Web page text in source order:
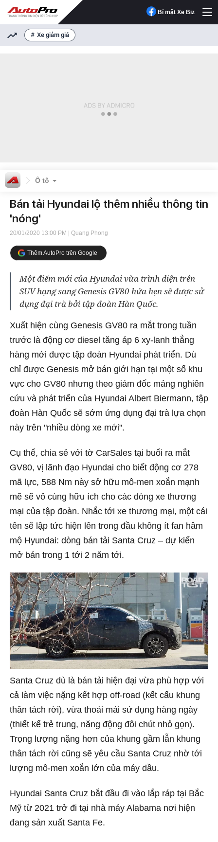
Bí mật Xe Biz
Xe giảm giá
Ô tô
Bán tải Hyundai lộ thêm nhiều thông tin
'nóng'
20/01/2020 13:00 PM | Quang Phong
Thêm AutoPro trên Google
Một điểm mới của Hyundai vừa trình diện trên
SUV hạng sang Genesis GV80 hứa hẹn sẽ được sử
dụng đại trà bởi tập đoàn Hàn Quốc.
Xuất hiện cùng Genesis GV80 ra mắt trong tuần
trước là động cơ diesel tăng áp 6 xy-lanh thẳng
hàng mới được tập đoàn Hyundai phát triển. Dù
chỉ được Genesis mở bán giới hạn tại một số khu
vực cho GV80 nhưng theo giám đốc mảng nghiên
cứu và phát triển của Hyundai Albert Biermann, tập
đoàn Hàn Quốc sẽ sớm ứng dụng đại trà lựa chọn
này trên "nhiều dòng xe mới".
Cụ thể, chia sẻ với tờ CarSales tại buổi ra mắt
GV80, vị lãnh đạo Hyundai cho biết động cơ 278
mã lực, 588 Nm này sở hữu mô-men xoắn mạnh
mẽ sẽ vô cùng hữu ích cho các dòng xe thương
mại của tập đoàn. Nhắc tới xe thương mại, một cái
tên sẽ lập tức hiện lên trong đầu không ít fan hâm
mộ Hyundai: dòng bán tải Santa Cruz – dự kiến
mở bán trong 1 tới 2 năm tới.
Santa Cruz dù là bán tải hiện đại vừa phù hợp với
cả làm việc nặng kết hợp off-road (kết cấu khung
thân tách rời), vừa thoải mái sử dụng hàng ngày
(thiết kế trẻ trung, năng động đôi chút nhỏ gọn).
Trọng lượng nặng hơn của khung gầm lẫn khung
thân tách rời cũng sẽ yêu cầu Santa Cruz nhờ tới
lượng mô-men xoắn lớn của máy dầu.
Hyundai Santa Cruz bắt đầu đi vào lắp ráp tại Bắc
Mỹ từ 2021 trở đi tại nhà máy Alabama nơi hiện
đang sản xuất Santa Fe.